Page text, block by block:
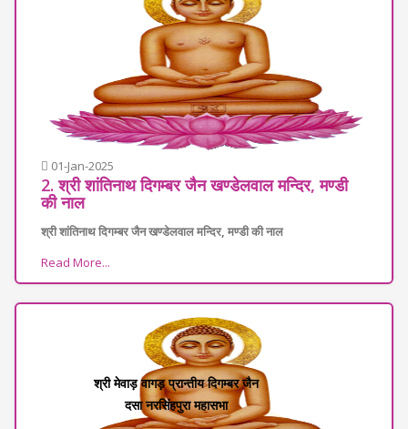
श्री मेवाड़ वागड़ प्रान्तीय दिगम्बर जैन
दसा नरसिंहपुरा महासभा
01-Jan-2025
2. श्री शांतिनाथ दिगम्बर जैन खण्डेलवाल मन्दिर, मण्डी
की नाल
श्री शांतिनाथ दिगम्बर जैन खण्डेलवाल मन्दिर, मण्डी की नाल
Read More...